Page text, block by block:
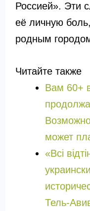
Россией». Эти
её личную
родным
Читайте также
Вам 60+
может
«Всі
Тель-